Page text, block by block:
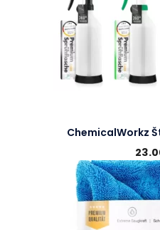
ChemicalWorkz